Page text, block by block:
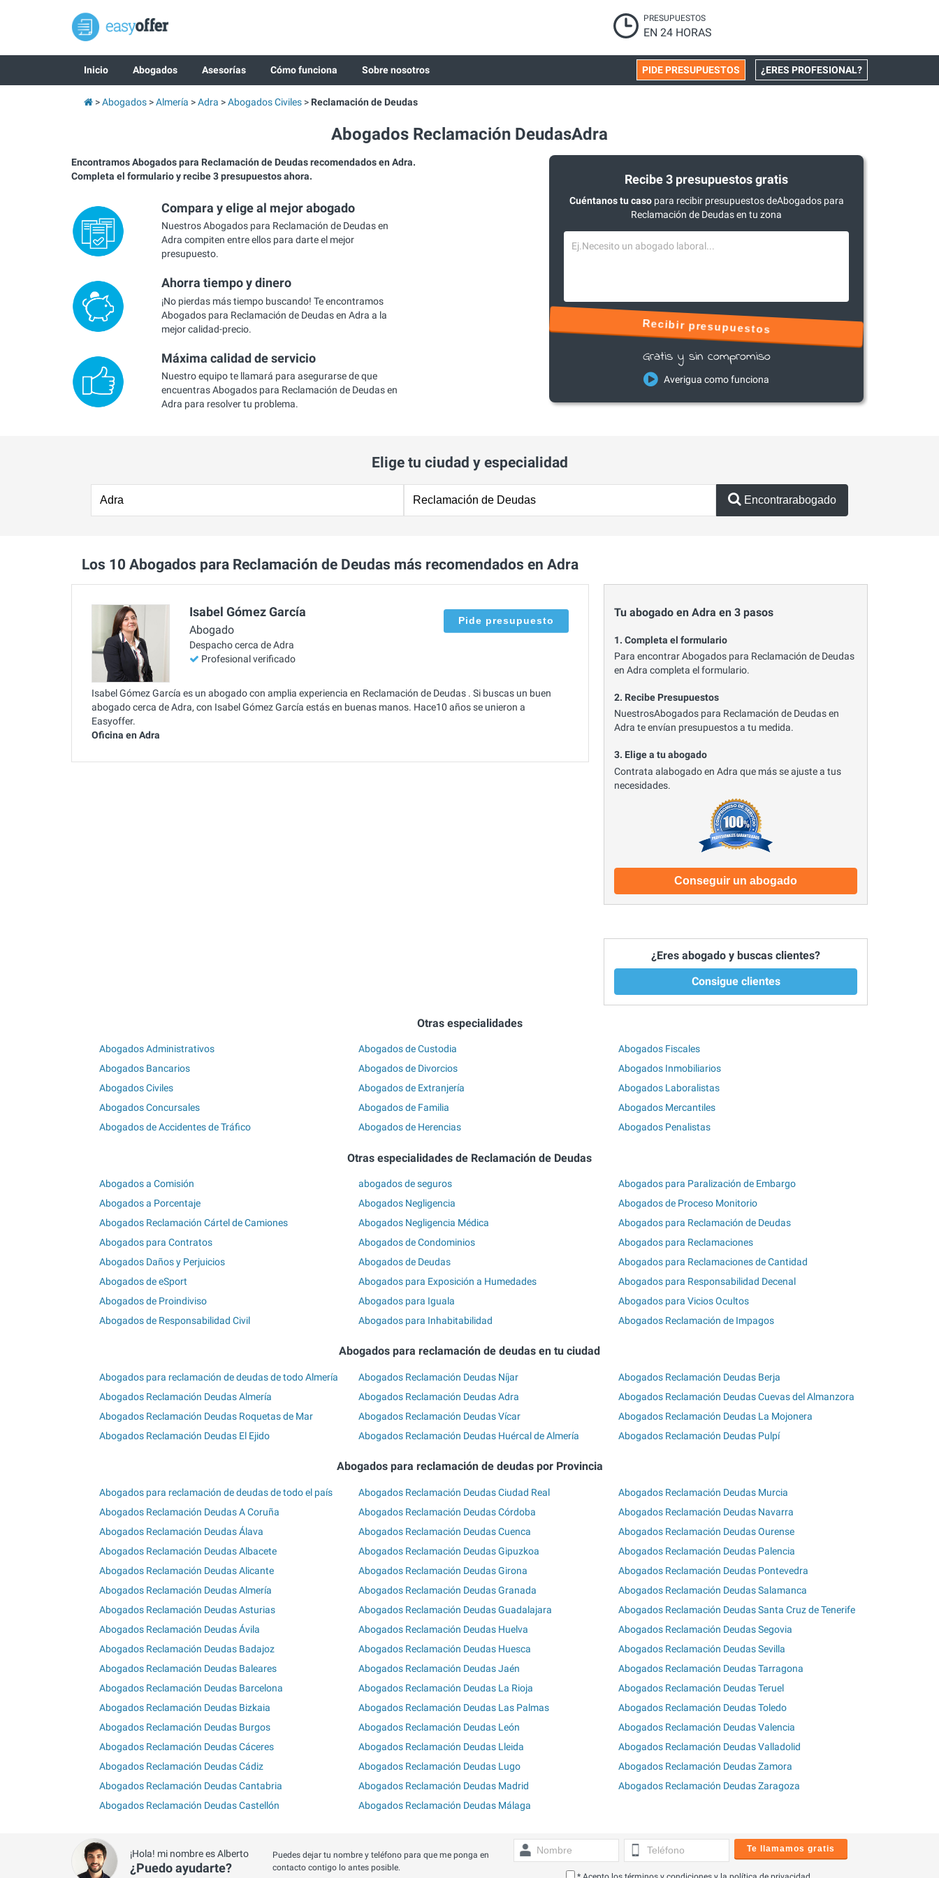
PRESUPUESTOS
EN 24 HORAS
Inicio Abogados Asesorías Cómo funciona Sobre nosotros ¿ERES PROFESIONAL?
PIDE PRESUPUESTOS
Abogados Almería Adra Abogados Civiles Reclamación de Deudas
Abogados Reclamación DeudasAdra
Encontramos Abogados para Reclamación de Deudas recomendados en Adra.
Completa el formulario y recibe 3 presupuestos ahora.
Compara y elige al mejor abogado
Nuestros Abogados para Reclamación de Deudas en
Adra compiten entre ellos para darte el mejor
presupuesto.
Ahorra tiempo y dinero
¡No pierdas más tiempo buscando! Te encontramos
Abogados para Reclamación de Deudas en Adra a la
mejor calidad-precio.
Máxima calidad de servicio
Nuestro equipo te llamará para asegurarse de que
encuentras Abogados para Reclamación de Deudas en
Adra para resolver tu problema.
Recibe 3 presupuestos gratis
Cuéntanos tu casopara recibir presupuestos deAbogados para
Reclamación de Deudas en tu zona
Recibir presupuestos
Gratis y sin compromiso
Averigua como funciona
Elige tu ciudad y especialidad
Encontrarabogado
Los 10 Abogados para Reclamación de Deudas más recomendados en Adra
Isabel Gómez García
Abogado
Despacho cerca de Adra
Profesional verificado
Pide presupuesto
Isabel Gómez García es un abogado con amplia experiencia en Reclamación de Deudas . Si buscas un buen
abogado cerca de Adra, con Isabel Gómez García estás en buenas manos. Hace10 años se unieron a
Easyoffer.
Oficina en Adra
Tu abogado en Adra en 3 pasos
1. Completa el formulario
Para encontrar Abogados para Reclamación de Deudas
en Adra completa el formulario.
2. Recibe Presupuestos
NuestrosAbogados para Reclamación de Deudas en
Adra te envían presupuestos a tu medida.
3. Elige a tu abogado
Contrata alabogado en Adra que más se ajuste a tus
necesidades.
Conseguir un abogado
¿Eres abogado y buscas clientes?
Consigue clientes
Otras especialidades
Abogados Administrativos
Abogados Bancarios
Abogados Civiles
Abogados Concursales
Abogados de Accidentes de Tráfico
Abogados de Custodia
Abogados de Divorcios
Abogados de Extranjería
Abogados de Familia
Abogados de Herencias
Abogados Fiscales
Abogados Inmobiliarios
Abogados Laboralistas
Abogados Mercantiles
Abogados Penalistas
Otras especialidades de Reclamación de Deudas
Abogados a Comisión
Abogados a Porcentaje
Abogados Reclamación Cártel de Camiones
Abogados para Contratos
Abogados Daños y Perjuicios
Abogados de eSport
Abogados de Proindiviso
Abogados de Responsabilidad Civil
abogados de seguros
Abogados Negligencia
Abogados Negligencia Médica
Abogados de Condominios
Abogados de Deudas
Abogados para Exposición a Humedades
Abogados para Iguala
Abogados para Inhabitabilidad
Abogados para Paralización de Embargo
Abogados de Proceso Monitorio
Abogados para Reclamación de Deudas
Abogados para Reclamaciones
Abogados para Reclamaciones de Cantidad
Abogados para Responsabilidad Decenal
Abogados para Vicios Ocultos
Abogados Reclamación de Impagos
Abogados para reclamación de deudas en tu ciudad
Abogados para reclamación de deudas de todo Almería
Abogados Reclamación Deudas Almería
Abogados Reclamación Deudas Roquetas de Mar
Abogados Reclamación Deudas El Ejido
Abogados Reclamación Deudas Níjar
Abogados Reclamación Deudas Adra
Abogados Reclamación Deudas Vícar
Abogados Reclamación Deudas Huércal de Almería
Abogados Reclamación Deudas Berja
Abogados Reclamación Deudas Cuevas del Almanzora
Abogados Reclamación Deudas La Mojonera
Abogados Reclamación Deudas Pulpí
Abogados para reclamación de deudas por Provincia
Abogados para reclamación de deudas de todo el país
Abogados Reclamación Deudas A Coruña
Abogados Reclamación Deudas Álava
Abogados Reclamación Deudas Albacete
Abogados Reclamación Deudas Alicante
Abogados Reclamación Deudas Almería
Abogados Reclamación Deudas Asturias
Abogados Reclamación Deudas Ávila
Abogados Reclamación Deudas Badajoz
Abogados Reclamación Deudas Baleares
Abogados Reclamación Deudas Barcelona
Abogados Reclamación Deudas Bizkaia
Abogados Reclamación Deudas Burgos
Abogados Reclamación Deudas Cáceres
Abogados Reclamación Deudas Cádiz
Abogados Reclamación Deudas Cantabria
Abogados Reclamación Deudas Castellón
Abogados Reclamación Deudas Ciudad Real
Abogados Reclamación Deudas Córdoba
Abogados Reclamación Deudas Cuenca
Abogados Reclamación Deudas Gipuzkoa
Abogados Reclamación Deudas Girona
Abogados Reclamación Deudas Granada
Abogados Reclamación Deudas Guadalajara
Abogados Reclamación Deudas Huelva
Abogados Reclamación Deudas Huesca
Abogados Reclamación Deudas Jaén
Abogados Reclamación Deudas La Rioja
Abogados Reclamación Deudas Las Palmas
Abogados Reclamación Deudas León
Abogados Reclamación Deudas Lleida
Abogados Reclamación Deudas Lugo
Abogados Reclamación Deudas Madrid
Abogados Reclamación Deudas Málaga
Abogados Reclamación Deudas Murcia
Abogados Reclamación Deudas Navarra
Abogados Reclamación Deudas Ourense
Abogados Reclamación Deudas Palencia
Abogados Reclamación Deudas Pontevedra
Abogados Reclamación Deudas Salamanca
Abogados Reclamación Deudas Santa Cruz de Tenerife
Abogados Reclamación Deudas Segovia
Abogados Reclamación Deudas Sevilla
Abogados Reclamación Deudas Tarragona
Abogados Reclamación Deudas Teruel
Abogados Reclamación Deudas Toledo
Abogados Reclamación Deudas Valencia
Abogados Reclamación Deudas Valladolid
Abogados Reclamación Deudas Zamora
Abogados Reclamación Deudas Zaragoza
¡Hola! mi nombre es Alberto
¿Puedo ayudarte?
Puedes dejar tu nombre y teléfono para que me ponga en
contacto contigo lo antes posible.
Te llamamos gratis